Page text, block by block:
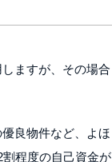
ますが、その場合
良物件など、よほ
程度の自己資金が